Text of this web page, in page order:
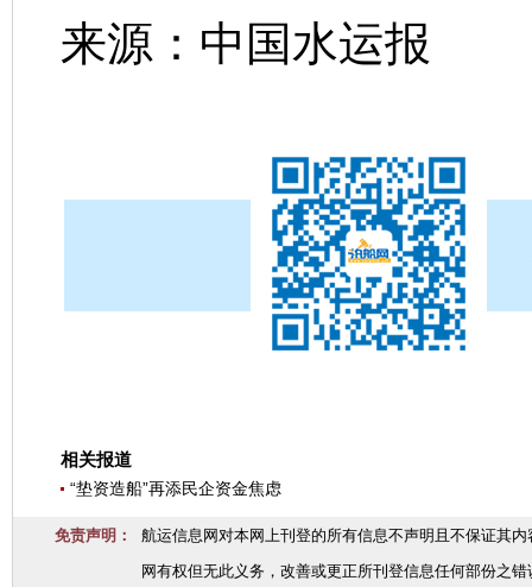
来源：中国水运报
相关报道
“垫资造船”再添民企资金焦虑
免责声明：
航运信息网对本网上刊登的所有信息不声明且不保证其
网有权但无此义务，改善或更正所刊登信息任何部份之错